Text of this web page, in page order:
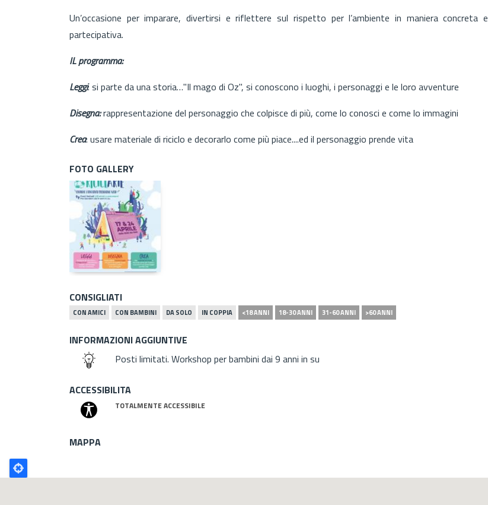
Un’occasione per imparare, divertirsi e riflettere sul rispetto per l’ambiente in maniera concreta e
partecipativa.
IL programma:
Leggi: si parte da una storia…"Il mago di Oz", si conoscono i luoghi, i personaggi e le loro avventure
Disegna:rappresentazione del personaggio che colpisce di più, come lo conosci e come lo immagini
Crea: usare materiale di riciclo e decorarlo come più piace....ed il personaggio prende vita
FOTO GALLERY
CONSIGLIATI
CON AMICI CON BAMBINI DA SOLO IN COPPIA <18 ANNI 18-30 ANNI 31-60 ANNI >60 ANNI
INFORMAZIONI AGGIUNTIVE
Posti limitati. Workshop per bambini dai 9 anni in su
ACCESSIBILITA
TOTALMENTE ACCESSIBILE
MAPPA
Poligono
GEO